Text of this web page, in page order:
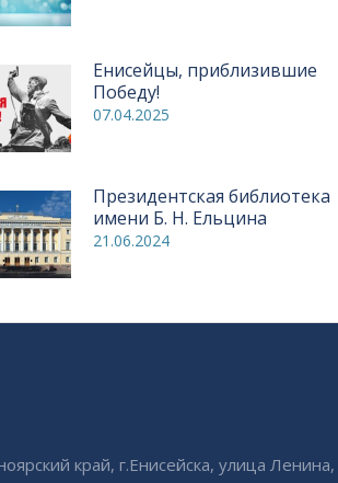
Енисейцы, приблизившие
Победу!
07.04.2025
Президентская библиотека
имени Б. Н. Ельцина
21.06.2024
край, г.Енисейска, улица Ленина,